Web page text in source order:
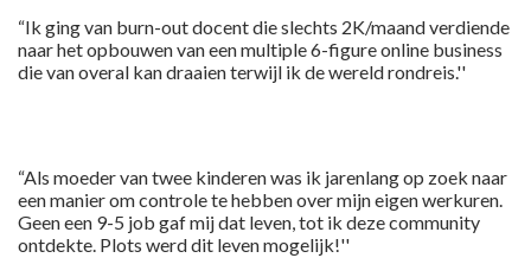
“Ik ging van burn-out docent die slechts 2K/maand verdiende
naar het opbouwen van een multiple 6-figure online business
die van overal kan draaien terwijl ik de wereld rondreis.''
“Als moeder van twee kinderen was ik jarenlang op zoek naar
een manier om controle te hebben over mijn eigen werkuren.
Geen een 9-5 job gaf mij dat leven, tot ik deze community
ontdekte. Plots werd dit leven mogelijk!''